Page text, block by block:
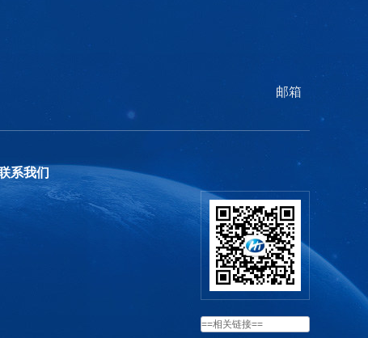
邮箱
系我们